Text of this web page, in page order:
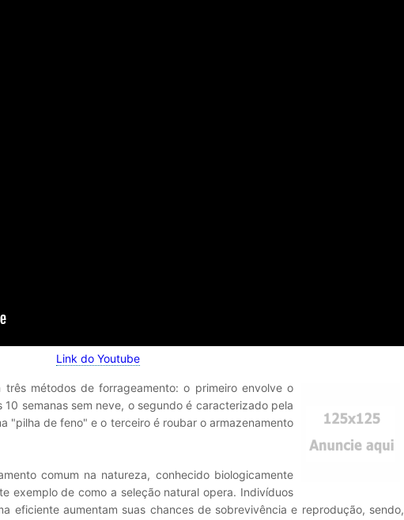
Link do Youtube
métodos de forrageamento: o primeiro envolve o
semanas sem neve, o segundo é caracterizado pela
"pilha de feno" e o terceiro é roubar o armazenamento
comum na natureza, conhecido biologicamente
exemplo de como a seleção natural opera. Indivíduos
eficiente aumentam suas chances de sobrevivência e reprodução, sendo,